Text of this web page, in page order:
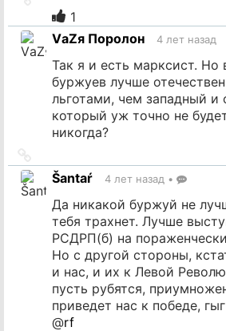
источник
1
VаZя Поролон
4 лет назад
Так я и есть марксист. Но
буржуев лучше
льготами, чем западный и
который уж точно не
никогда?
на
источник
Šantaŕ 4 лет назад •
Да никакой буржуй не
тебя трахнет. Лучше
РСДРП(б) на
Но с другой стороны,
и нас, и их к Левой
пусть рубятся,
приведет нас к победе, гыг
@rf